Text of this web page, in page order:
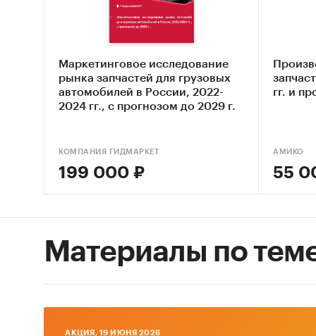
(в
ФСГС
Маркетинговое исследование
рынка запчастей для грузовых
автомобилей в России, 2022-
2024 гг., с прогнозом до 2029 г.
КОМПАНИЯ ГИДМАРКЕТ
199 000 ₽
гг. и
АМИКО
55
Материалы по
AКЦИЯ, 19 ИЮНЯ 2026